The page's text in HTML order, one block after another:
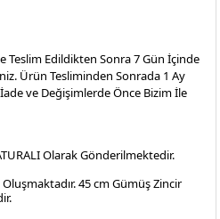
Teslim Edildikten Sonra 7 Gün İçinde
Ürün Tesliminden Sonrada 1 Ay
ve Değişimlerde Önce Bizim İle
Olarak Gönderilmektedir.
45 cm Gümüş Zincir